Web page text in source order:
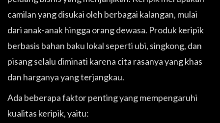
camilan yang disukai oleh berbagai kalangan, mulai
dari anak-anak hingga orang dewasa. Produk keripik
berbasis bahan baku lokal seperti ubi, singkong, dan
pisang selalu diminati karena cita rasanya yang khas
dan harganya yang terjangkau.
Ada beberapa faktor penting yang mempengaruhi
kualitas keripik, yaitu: